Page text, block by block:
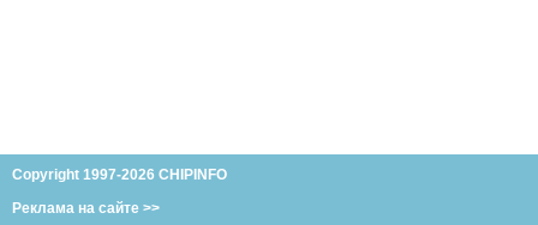
Copyright 1997-2026 CHIPINFO
Реклама на сайте >>